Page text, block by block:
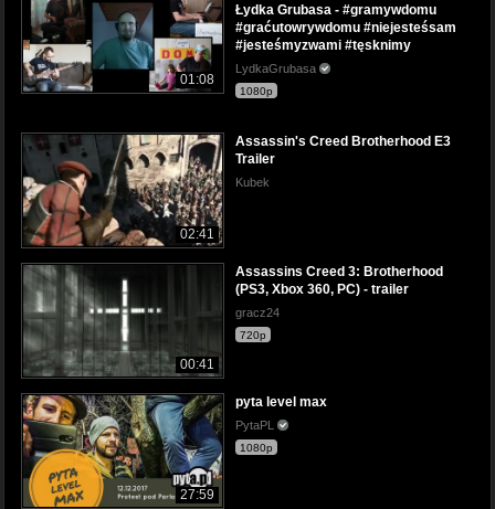
01:08
Łydka Grubasa - #gramywdomu
#graćutowrywdomu #niejesteśsam
#jesteśmyzwami #tęsknimy
LydkaGrubasa
1080p
02:41
Assassin's Creed Brotherhood E3
Trailer
Kubek
00:41
Assassins Creed 3: Brotherhood
(PS3, Xbox 360, PC) - trailer
gracz24
720p
27:59
pyta level max
PytaPL
1080p